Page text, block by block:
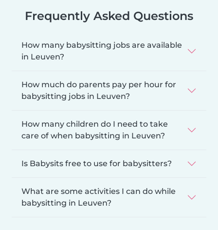
Frequently Asked Questions
How many babysitting jobs are available
in Leuven?
How much do parents pay per hour for
babysitting jobs in Leuven?
How many children do I need to take
care of when babysitting in Leuven?
Is Babysits free to use for babysitters?
What are some activities I can do while
babysitting in Leuven?